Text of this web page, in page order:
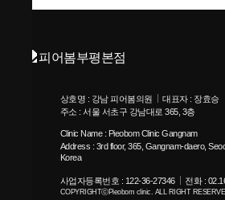
상호명 : 강남 피어봄의원
대표자 : 장효승
주소 : 서울 서초구 강남대로 365, 3층
Clinic Name : Pieobom Clinic Gangnam
Address : 3rd floor, 365, Gangnam-daero,
Korea
사업자등록번호 : 122-36-27346 전화 :
COPYRIGHTⓒPieobom clinic. ALL RIGHT